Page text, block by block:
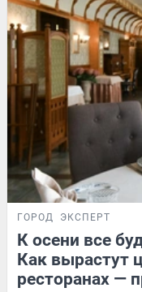
ГОРОД ЭКСПЕРТ
К осени все
Как вырастут
ресторанах —